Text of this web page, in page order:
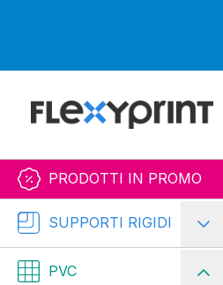
PRODOTTI IN PROMO
SUPPORTI RIGIDI
PVC